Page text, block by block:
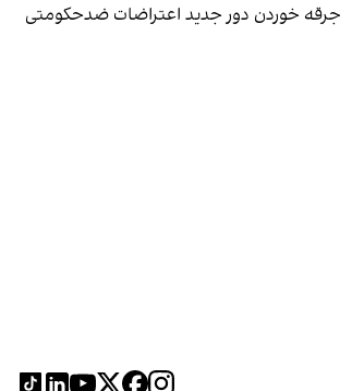
خوردن دور جدید اعتراضات ضدحکومتی